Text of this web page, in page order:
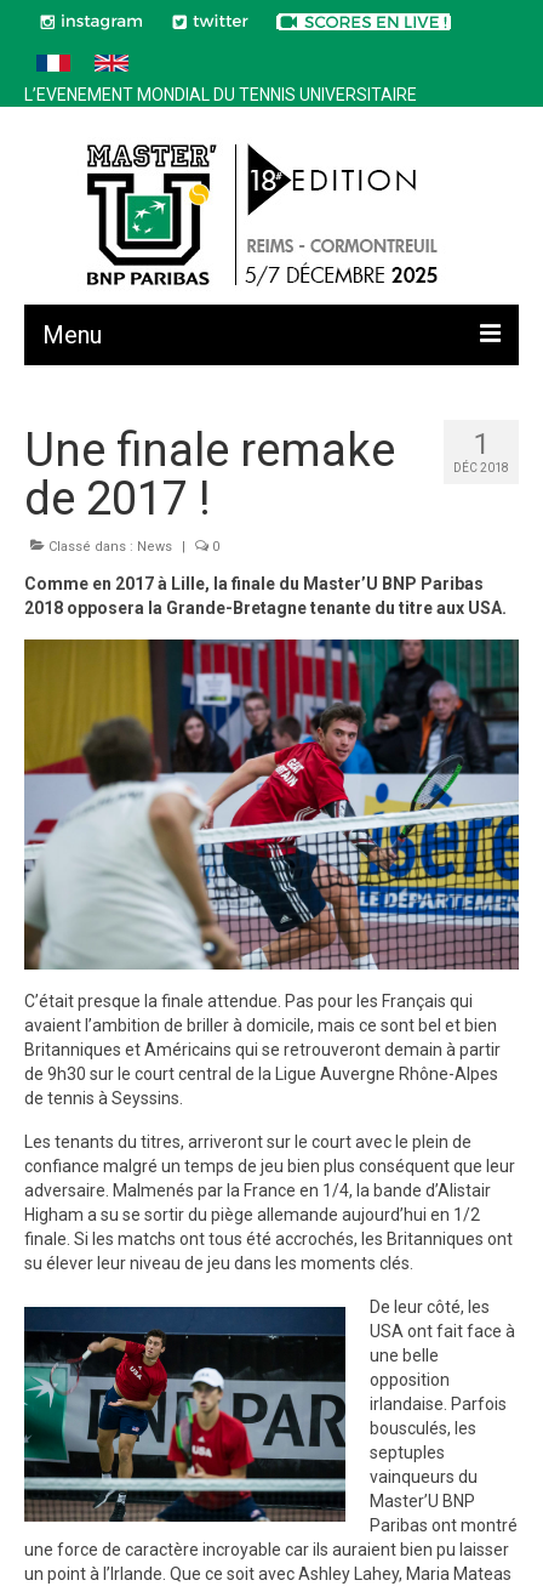
L’EVENEMENT MONDIAL DU TENNIS UNIVERSITAIRE
Menu
Edition 2025
Historique
Palmarès
Photos
1
DÉC 2018
Une finale remake
de 2017 !
Classé dans : News | 0
Comme en 2017 à Lille, la finale du Master’U BNP Paribas
2018 opposera la Grande-Bretagne tenante du titre aux USA.
C’était presque la finale attendue. Pas pour les Français qui
avaient l’ambition de briller à domicile, mais ce sont bel et bien
Britanniques et Américains qui se retrouveront demain à partir
de 9h30 sur le court central de la Ligue Auvergne Rhône-Alpes
de tennis à Seyssins.
Les tenants du titres, arriveront sur le court avec le plein de
confiance malgré un temps de jeu bien plus conséquent que leur
adversaire. Malmenés par la France en 1/4, la bande d’Alistair
Higham a su se sortir du piège allemande aujourd’hui en 1/2
finale. Si les matchs ont tous été accrochés, les Britanniques ont
su élever leur niveau de jeu dans les moments clés.
De leur côté, les
USA ont fait face à
une belle
opposition
irlandaise. Parfois
bousculés, les
septuples
vainqueurs du
Master’U BNP
Paribas ont montré
une force de caractère incroyable car ils auraient bien pu laisser
un point à l’Irlande. Que ce soit avec Ashley Lahey, Maria Mateas